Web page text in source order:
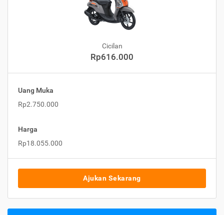
Cicilan
Rp616.000
Uang Muka
Rp2.750.000
Harga
Rp18.055.000
Ajukan Sekarang